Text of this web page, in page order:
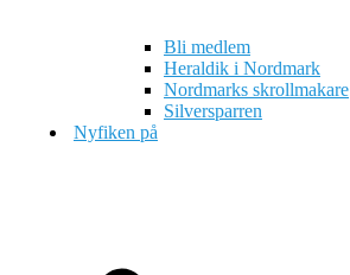
Bli medlem
Heraldik i Nordmark
Nordmarks skrollmakare
Silversparren
Nyfiken på